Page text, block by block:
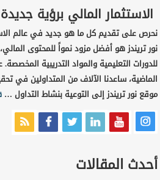
الاستثمار المالي برؤية جديدة
نحرص على تقديم كل ما هو جديد في عالم
نور تريندز هو أفضل مزود نمواً للمحتوى
للدورات التعليمية والمواد التدريبية
الماضية، ساعدنا الآلاف من المتداولين في
موقع نور تريندز إلى التوعية بنشاط التداول …
أحدث المقالات